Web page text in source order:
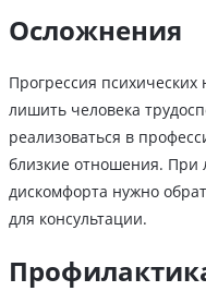
Осложнения
Прогрессия
лишить человека
реализоваться в
близкие отношения. При
дискомфорта нужно
для консультации.